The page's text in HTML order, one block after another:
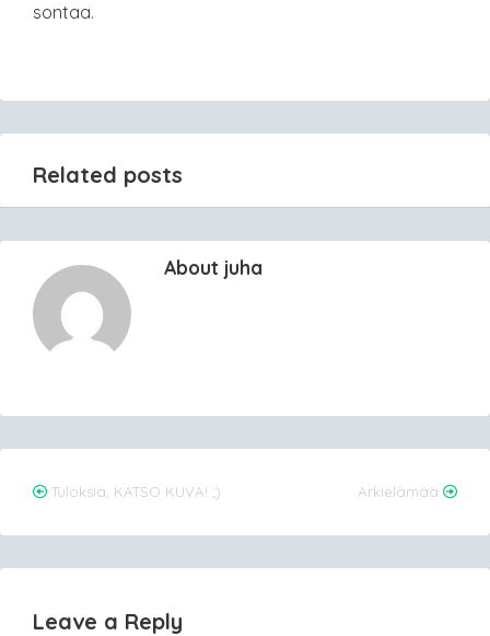
sontaa.
Related posts
About juha
Post
navigation
Tuloksia, KATSO KUVA! ;) Arkielämää
Leave a Reply